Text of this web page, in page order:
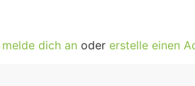
melde dich an oder erstelle einen